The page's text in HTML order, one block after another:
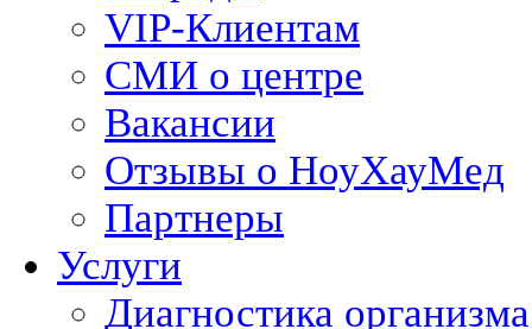
VIP-Клиентам
СМИ о центре
Вакансии
Отзывы о НоуХауМед
Партнеры
Услуги
Диагностика